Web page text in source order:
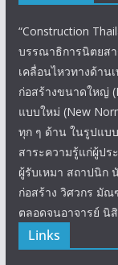
“Construction
บรรณาธิการนิตยสา
เคลื่อนไหวทางด้าน
ก่อสร้างขนาดใหญ่
แบบใหม่ (New
ทุก ๆ ด้าน ในรูปแบ
สาระความรู้แก่ผู้ปร
ผู้รับเหมา สถาปนิก
ก่อสร้าง วิศวกร มัณ
ตลอดจนอาจารย์ นิ
Links